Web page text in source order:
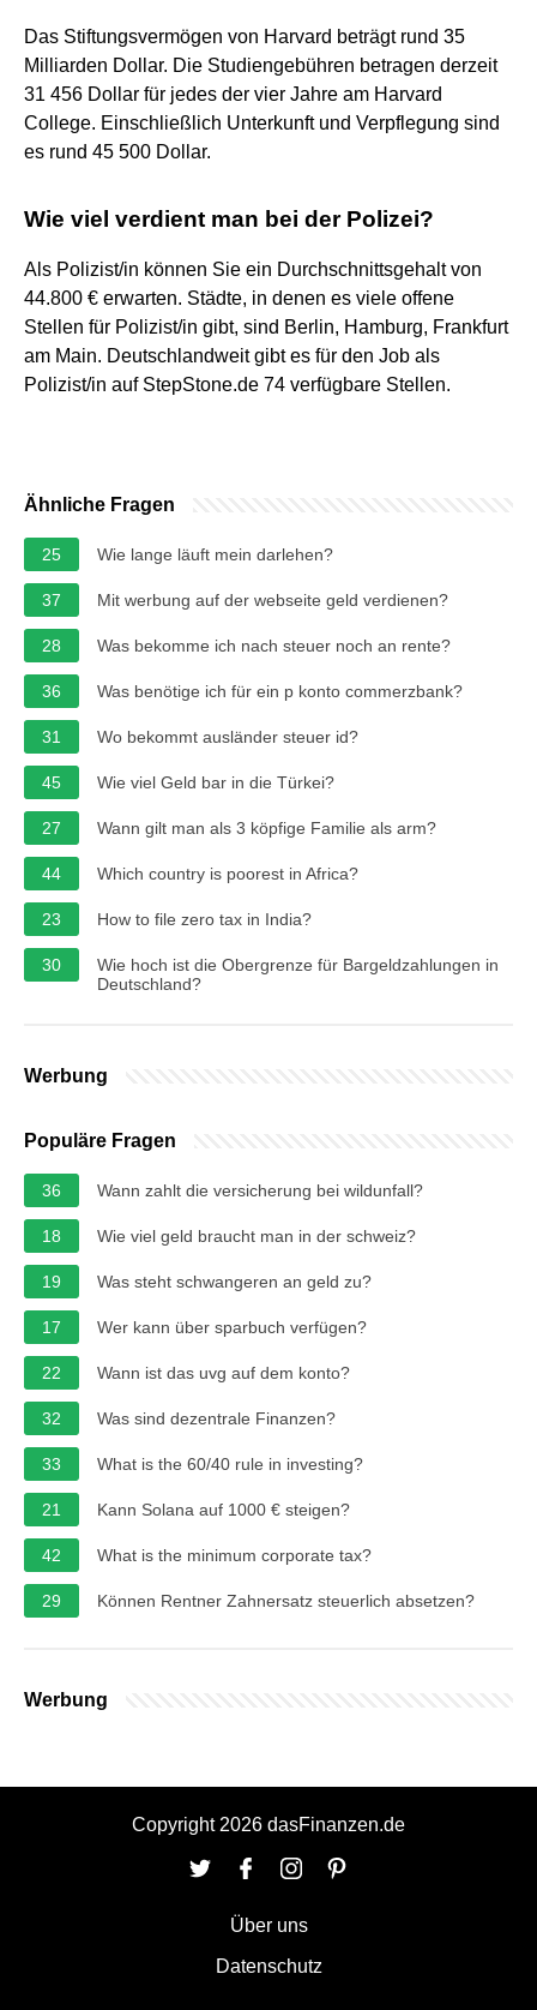
Das Stiftungsvermögen von Harvard beträgt rund 35
Milliarden Dollar. Die Studiengebühren betragen derzeit
31 456 Dollar für jedes der vier Jahre am Harvard
College. Einschließlich Unterkunft und Verpflegung sind
es rund 45 500 Dollar.
Wie viel verdient man bei der Polizei?
Als Polizist/in können Sie ein Durchschnittsgehalt von
44.800 € erwarten. Städte, in denen es viele offene
Stellen für Polizist/in gibt, sind Berlin, Hamburg, Frankfurt
am Main. Deutschlandweit gibt es für den Job als
Polizist/in auf StepStone.de 74 verfügbare Stellen.
Ähnliche Fragen
25 Wie lange läuft mein darlehen?
37 Mit werbung auf der webseite geld verdienen?
28 Was bekomme ich nach steuer noch an rente?
36 Was benötige ich für ein p konto commerzbank?
31 Wo bekommt ausländer steuer id?
45 Wie viel Geld bar in die Türkei?
27 Wann gilt man als 3 köpfige Familie als arm?
44 Which country is poorest in Africa?
23 How to file zero tax in India?
30
Wie hoch ist die Obergrenze für Bargeldzahlungen in
Deutschland?
Werbung
Populäre Fragen
36 Wann zahlt die versicherung bei wildunfall?
18 Wie viel geld braucht man in der schweiz?
19 Was steht schwangeren an geld zu?
17 Wer kann über sparbuch verfügen?
22 Wann ist das uvg auf dem konto?
32 Was sind dezentrale Finanzen?
33 What is the 60/40 rule in investing?
21 Kann Solana auf 1000 € steigen?
42 What is the minimum corporate tax?
29 Können Rentner Zahnersatz steuerlich absetzen?
Werbung
Copyright 2026 dasFinanzen.de
Über uns
Datenschutz